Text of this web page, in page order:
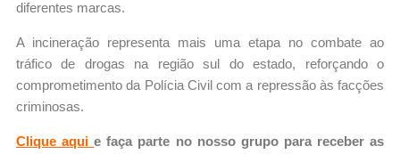
diferentes marcas.
A incineração representa mais uma etapa no combate ao
tráfico de drogas na região sul do estado, reforçando o
comprometimento da Polícia Civil com a repressão às facções
criminosas.
Clique aquie faça parte no nosso grupo para receber as